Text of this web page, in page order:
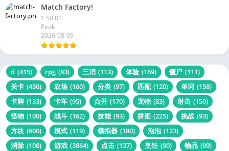
Match Factory!
1.50.81
Peak
2026-08-09
d (415) rpg (83) 三消 (113) 体验 (169) 僵尸 (111)
关卡 (430) 农场 (100) 分类 (97) 匹配 (120) 单词 (158)
卡牌 (133) 卡车 (95) 合并 (170) 宠物 (83) 射击 (150)
怪物 (100) 战斗 (162) 技能 (93) 拼图 (225) 挑战 (93)
方块 (600) 模式 (119) 模拟器 (180) 泡泡 (123)
消除 (108) 游戏 (3864) 点击 (137) 烹饪 (90) 物品 (99)